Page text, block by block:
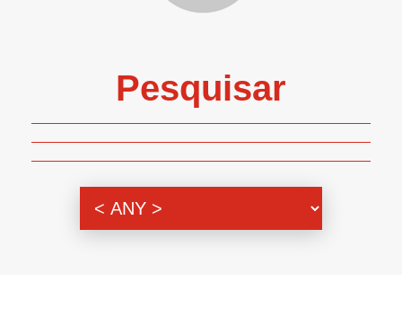
Pesquisar